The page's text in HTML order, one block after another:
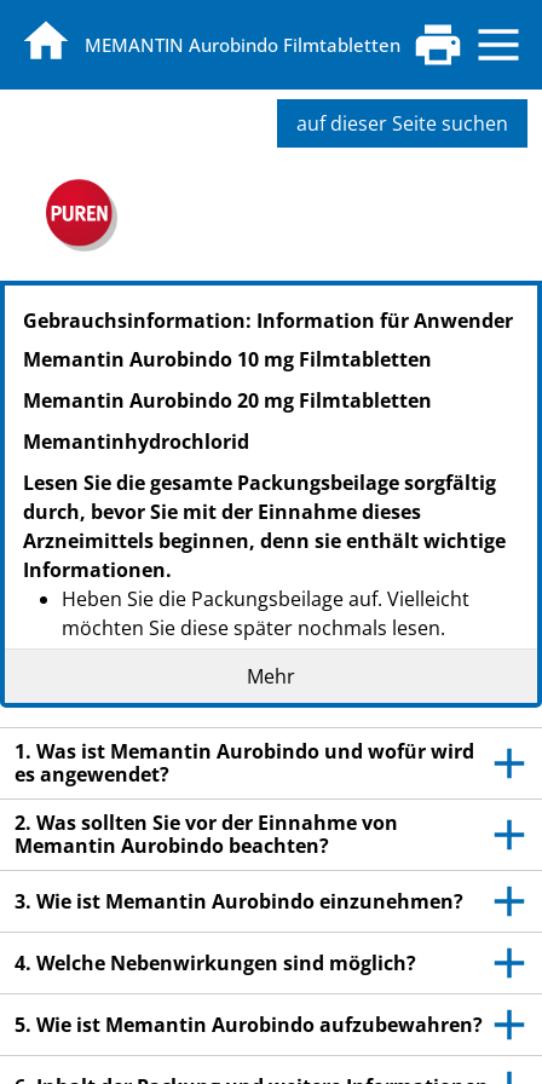
MEMANTIN Aurobindo Filmtabletten
auf dieser Seite suchen
PZN: 10142020
PPN: 111014202095
NTIN: 04150101420200
PPN: 111014203785
NTIN: 04150101420378
PZN: 10142043
PPN: 111014204351
NTIN: 04150101420439
Gebrauchsinformation: Information für Anwender
Memantin Aurobindo 10 mg Filmtabletten
Memantin Aurobindo 20 mg Filmtabletten
Memantinhydrochlorid
Lesen Sie die gesamte Packungsbeilage sorgfältig
durch, bevor Sie mit der Einnahme dieses
Arzneimittels beginnen, denn sie enthält wichtige
Informationen.
Heben Sie die Packungsbeilage auf. Vielleicht
möchten Sie diese später nochmals lesen.
Wenn Sie weitere Fragen haben, wenden Sie sich
an Ihren Arzt oder Apotheker.
Dieses Arzneimittel wurde Ihnen persönlich
verschrieben. Geben Sie es nicht an Dritte weiter.
Es kann anderen Menschen schaden, auch wenn
diese die gleichen Beschwerden haben wie Sie.
Wenn Sie Nebenwirkungen bemerken, wenden Sie
sich an Ihren Arzt oder Apotheker. Dies gilt auch
für Nebenwirkungen, die nicht in dieser
Packungsbeilage angegeben sind. Siehe Abschnitt
Mehr
1. Was ist Memantin Aurobindo und wofür wird
es angewendet?
2. Was sollten Sie vor der Einnahme von
Memantin Aurobindo beachten?
3. Wie ist Memantin Aurobindo einzunehmen?
4. Welche Nebenwirkungen sind möglich?
5. Wie ist Memantin Aurobindo aufzubewahren?